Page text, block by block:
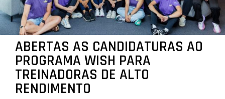
ABERTAS AS CANDIDATURAS AO
PROGRAMA WISH PARA
TREINADORAS DE ALTO
RENDIMENTO